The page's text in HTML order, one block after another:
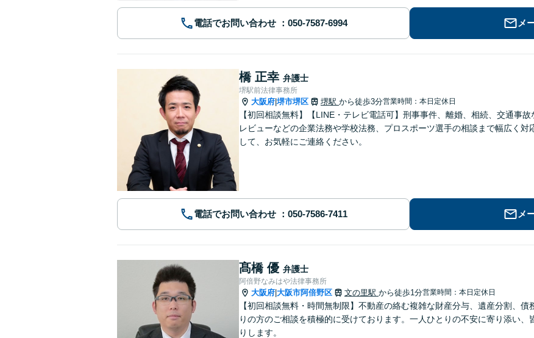
電話でお問い合わせ メ
橋 正幸 弁護士
堺駅前法律事務所
大阪府 堺市堺区 堺駅 から徒歩3分営業時間：本日定休日
【初回相談無料】【LINE・テレビ電話可】刑事事件、離婚、相続、交通事
レビューなどの企業法務や学校法務、プロスポーツ選手の相談まで幅広く
して、お気軽にご連絡ください。
電話でお問い合わせ メ
髙橋 優 弁護士
阿倍野なみはや法律事務所
大阪府 大阪市阿倍野区 文の里駅 から徒歩1分営業時間：本日定休日
【初回相談無料・時間無制限】不動産の絡む複雑な財産分与、遺産分割、
りの方のご相談を積極的に受けております。一人ひとりの不安に寄り添い
りします。